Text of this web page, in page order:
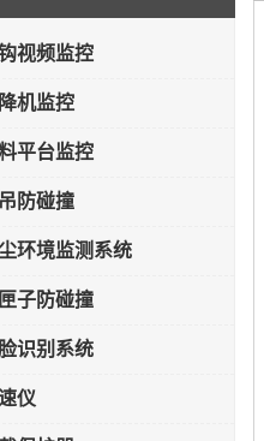
视频监控
机监控
平台监控
防碰撞
环境监测系统
子防碰撞
识别系统
仪